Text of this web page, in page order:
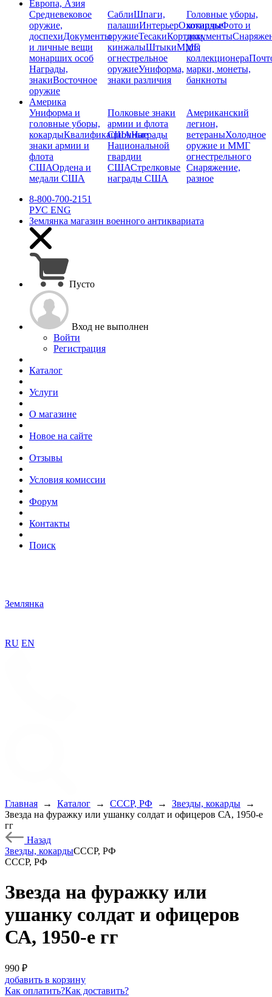
Европа, Азия
Средневековое
оружие,
доспехиДокументы
и личные вещи
монарших особ
Награды,
знакиВосточное
оружие
СаблиШпаги,
палашиИнтерьерОхотничье
оружиеТесакиКортики,
кинжалыШтыкиММГ,
огнестрельное
оружиеУниформа,
знаки различия
Головные уборы,
кокардыФото и
документы
для
коллекционера
марки, монеты,
банкноты
Америка
Униформа и
головные уборы,
кокардыКвалификационные
знаки армии и
флота
СШАОрдена и
медали США
Полковые знаки
армии и флота
СШАНаграды
Национальной
гвардии
СШАСтрелковые
награды США
Американский
легион,
ветераныХолодное
оружие и ММГ
огнестрельного
Снаряжение,
разное
8-800-700-2151
РУС ENG
Землянка магазин военного антиквариата
Пусто
Вход не выполнен
Войти
Регистрация
Каталог
Услуги
О магазине
Новое на сайте
Отзывы
Условия комиссии
Форум
Контакты
Поиск
Землянка
RU EN
Главная → Каталог → СССР, РФ → Звезды, кокарды
→
Звезда на фуражку или ушанку солдат и офицеров СА, 1950-е
гг
Назад
Звезды, кокардыСССР, РФ
СССР, РФ
Звезда на фуражку или
ушанку солдат и офицеров
СА, 1950-е гг
990 ₽
добавить в корзину
Как оплатить?Как доставить?